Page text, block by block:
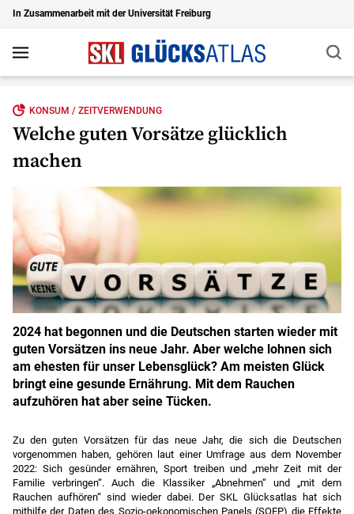
In Zusammenarbeit mit der Universität Freiburg
Navigation
KONSUM / ZEITVERWENDUNG
Welche guten Vorsätze glücklich
machen
2024 hat begonnen und die Deutschen starten wieder mit
guten Vorsätzen ins neue Jahr. Aber welche lohnen sich
am ehesten für unser Lebensglück? Am meisten Glück
bringt eine gesunde Ernährung. Mit dem Rauchen
aufzuhören hat aber seine Tücken.
Zu den guten Vorsätzen für das neue Jahr, die sich die Deutschen
vorgenommen haben, gehören laut einer Umfrage aus dem November
2022: Sich gesünder ernähren, Sport treiben und „mehr Zeit mit der
Familie verbringen“. Auch die Klassiker „Abnehmen“ und „mit dem
Rauchen aufhören“ sind wieder dabei. Der SKL Glücksatlas hat sich
mithilfe der Daten des Sozio-oekonomischen Panels (SOEP) die Effekte